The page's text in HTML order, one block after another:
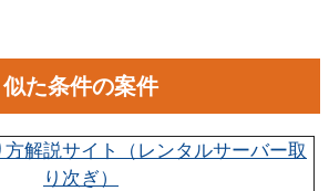
似た条件の案件
解説サイト（レンタルサーバー取
り次ぎ）